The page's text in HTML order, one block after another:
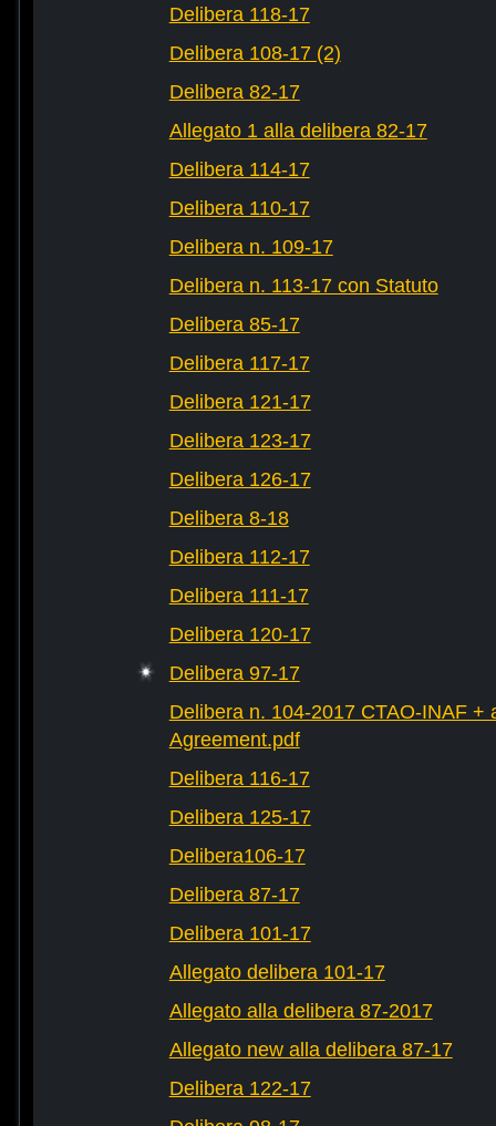
Delibera 118-17
Delibera 108-17 (2)
Delibera 82-17
Allegato 1 alla delibera 82-17
Delibera 114-17
Delibera 110-17
Delibera n. 109-17
Delibera n. 113-17 con Statuto
Delibera 85-17
Delibera 117-17
Delibera 121-17
Delibera 123-17
Delibera 126-17
Delibera 8-18
Delibera 112-17
Delibera 111-17
Delibera 120-17
Delibera 97-17
Delibera n. 104-2017 CTAO-INAF +
Agreement.pdf
Delibera 116-17
Delibera 125-17
Delibera106-17
Delibera 87-17
Delibera 101-17
Allegato delibera 101-17
Allegato alla delibera 87-2017
Allegato new alla delibera 87-17
Delibera 122-17